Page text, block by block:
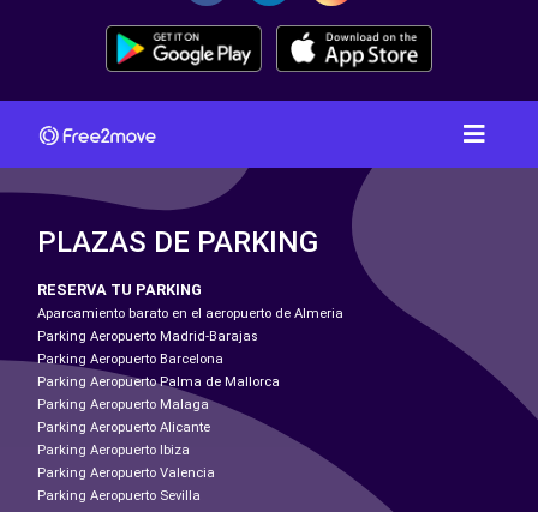
PLAZAS DE PARKING
RESERVA TU PARKING
Aparcamiento barato en el aeropuerto de Almeria
Parking Aeropuerto Madrid-Barajas
Parking Aeropuerto Barcelona
Parking Aeropuerto Palma de Mallorca
Parking Aeropuerto Malaga
Parking Aeropuerto Alicante
Parking Aeropuerto Ibiza
Parking Aeropuerto Valencia
Parking Aeropuerto Sevilla